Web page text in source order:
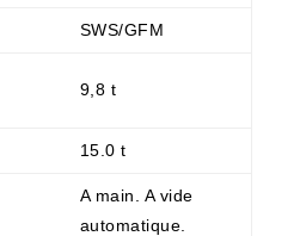
SWS/GFM
9,8 t
15.0 t
A main. A vide
automatique.